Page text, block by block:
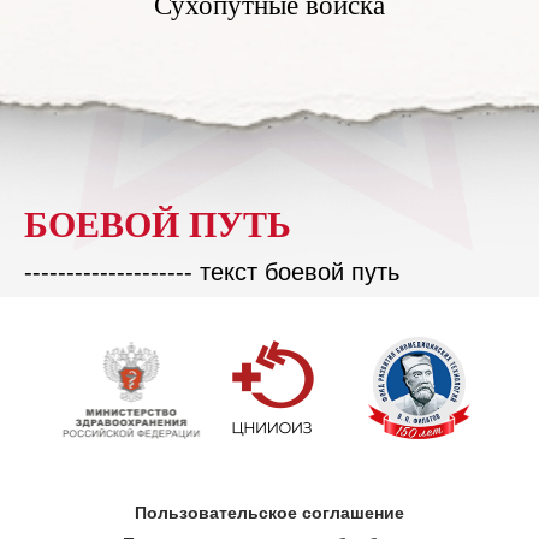
БОЕВОЙ ПУТЬ
-------------------- текст боевой путь
Пользовательское соглашение